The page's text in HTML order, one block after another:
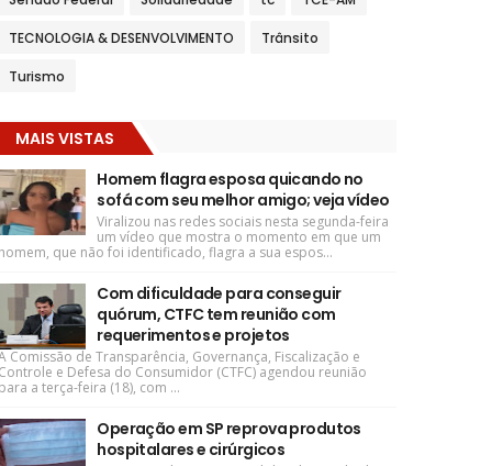
TECNOLOGIA & DESENVOLVIMENTO Trânsito
Turismo
MAIS VISTAS
Homem flagra esposa quicando no
sofá com seu melhor amigo; veja vídeo
Viralizou nas redes sociais nesta segunda-feira
um vídeo que mostra o momento em que um
que não foi identificado, flagra a sua espos...
Com dificuldade para conseguir
quórum, CTFC tem reunião com
requerimentos e projetos
Comissão de Transparência, Governança, Fiscalização e
e Defesa do Consumidor (CTFC) agendou reunião
a terça-feira (18), com ...
Operação em SP reprova produtos
hospitalares e cirúrgicos